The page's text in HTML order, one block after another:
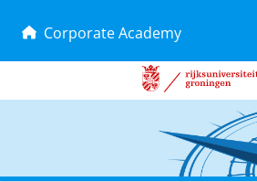
Corporate Academy